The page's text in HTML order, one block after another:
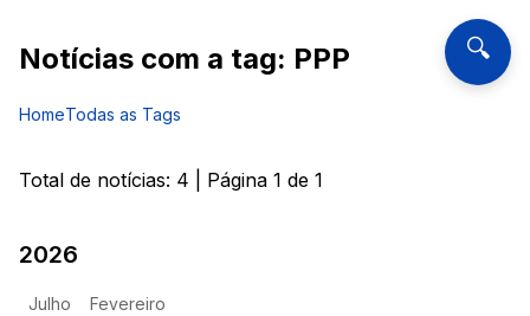
🔍
Notícias com a tag: PPP
HomeTodas as Tags
Total de notícias: 4 | Página 1 de 1
2026
Julho Fevereiro